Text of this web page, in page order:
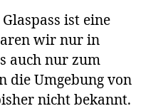
ist eine
wir nur in
auch nur zum
die Umgebung von
nicht bekannt.